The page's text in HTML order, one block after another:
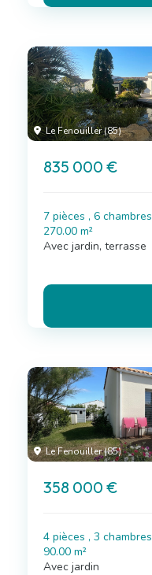
Le Fenouiller (85)
835 000 €
7 pièces , 6 chambres
270.00 m²
Avec jardin, terrasse
Le Fenouiller (85)
358 000 €
4 pièces , 3 chambres
90.00 m²
Avec jardin